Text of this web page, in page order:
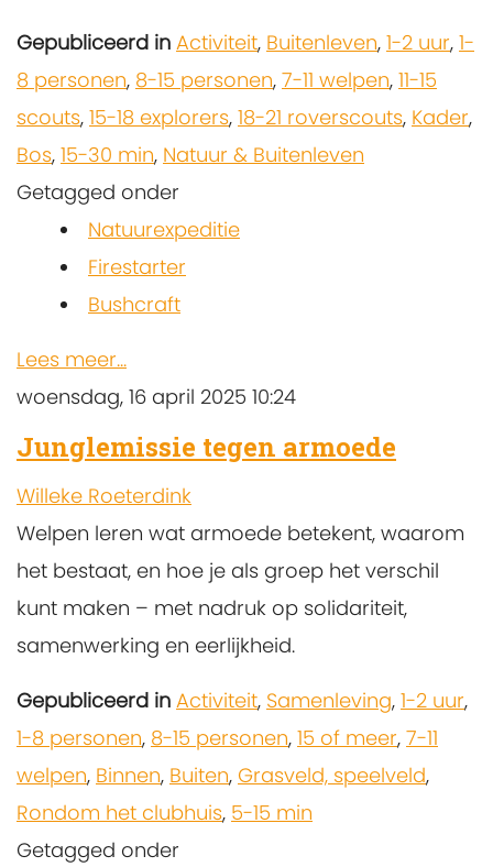
Gepubliceerd in Activiteit, Buitenleven, 1-2 uur, 1-
8 personen, 8-15 personen, 7-11 welpen, 11-15
scouts, 15-18 explorers, 18-21 roverscouts, Kader,
Bos, 15-30 min, Natuur & Buitenleven
Getagged onder
Natuurexpeditie
Firestarter
Bushcraft
Lees meer...
woensdag, 16 april 2025 10:24
Junglemissie tegen armoede
Willeke Roeterdink
Welpen leren wat armoede betekent, waarom
het bestaat, en hoe je als groep het verschil
kunt maken – met nadruk op solidariteit,
samenwerking en eerlijkheid.
Gepubliceerd in Activiteit, Samenleving, 1-2 uur,
1-8 personen, 8-15 personen, 15 of meer, 7-11
welpen, Binnen, Buiten, Grasveld, speelveld,
Rondom het clubhuis, 5-15 min
Getagged onder